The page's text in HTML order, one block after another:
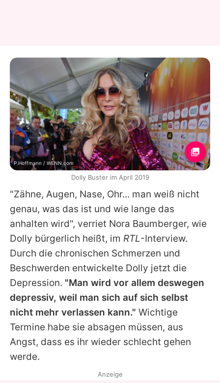
"Zähne, Augen, Nase, Ohr... man weiß nicht
genau, was das ist und wie lange das
anhalten wird", verriet Nora Baumberger, wie
Dolly bürgerlich heißt, im RTL-Interview.
Durch die chronischen Schmerzen und
Beschwerden entwickelte Dolly jetzt die
Depression. "Man wird vor allem deswegen
depressiv, weil man sich auf sich selbst
nicht mehr verlassen kann." Wichtige
Termine habe sie absagen müssen, aus
Angst, dass es ihr wieder schlecht gehen
werde.
P.Hoffmann / WENN.com
Dolly Buster im April 2019
Anzeige